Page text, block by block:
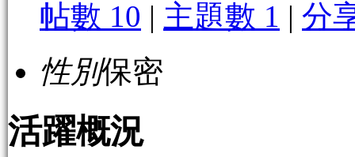
帖數 10 | 主題數 1 | 分
性別保密
活躍概況